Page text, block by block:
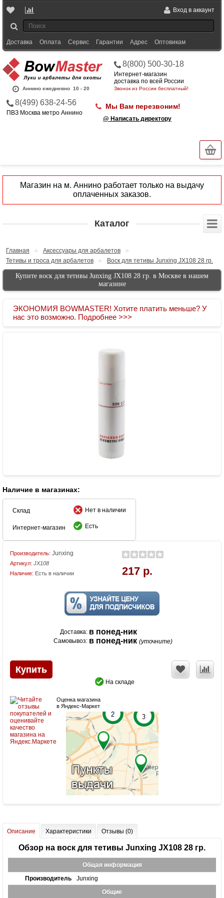
Вход в аккаунт
Доставка Оплата Сервис Гарантии Адрес Оптовикам
Аннино ежедневно 10 - 20
8(800) 500-30-18
Интернет-магазин
доставка по всей России
Звонок из России бесплатный!
8(499) 638-24-56
ПВЗ Москва метро Аннино
Мы Вам перезвоним!
@ Написать директору
Магазин на м. Аннино работает только на выдачу
оплаченных заказов.
Каталог
Главная » Аксессуары для арбалетов
»
Тетивы и троса для арбалетов
» Воск для тетивы Junxing JX108 28 гр.
Купите воск для тетивы Junxing JX108 28 гр. в Москве в нашем
магазине
ЭКОНОМИЯ BOWMASTER! Хотите платить меньше? У
нас это возможно. Подробнее >>>
Наличие в магазинах:
Склад Нет в наличии
Интернет-магазин Есть
Производитель: Junxing
Артикул: JX108
Наличие: Есть в наличии 217 р.
Доставка: в понед-ник
Самовывоз: в понед-ник (уточните)
На складе
Оценка магазина
в Яндекс-Маркет
Описание Характеристики Отзывы (0)
Обзор на воск для тетивы Junxing JX108 28 гр.
Общая информация
Производитель
Junxing
Общие